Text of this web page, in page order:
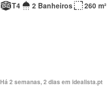
T4
2 Banheiros 260 m²
Há 2 semanas, 2 dias em idealista.pt